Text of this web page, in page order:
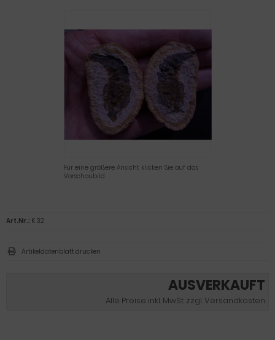
Für eine größere Ansicht klicken Sie auf das
Vorschaubild
AUSVERKAUFT
Alle Preise inkl. MwSt. zzgl. Versandkosten
Art.Nr.: K 32
Artikeldatenblatt drucken